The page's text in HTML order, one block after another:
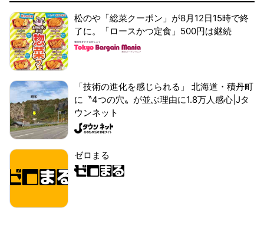
松のや「総菜クーポン」が8月12日15時で終
了に。「ロースかつ定食」500円は継続
「技術の進化を感じられる」 北海道・積丹町
に〝4つの穴〟が並ぶ理由に1.8万人感心|Jタ
ウンネット
ゼロまる